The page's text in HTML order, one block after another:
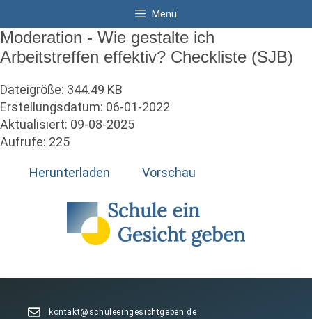
Inhalt
springen
Menü
Moderation - Wie gestalte ich
Arbeitstreffen effektiv? Checkliste (SJB)
Dateigröße: 344.49 KB
Erstellungsdatum: 06-01-2022
Aktualisiert: 09-08-2025
Aufrufe: 225
Herunterladen Vorschau
kontakt@schuleeingesichtgeben.de